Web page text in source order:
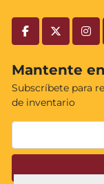
facebooktwitter
Mantente
Subscríbete para
de inventario